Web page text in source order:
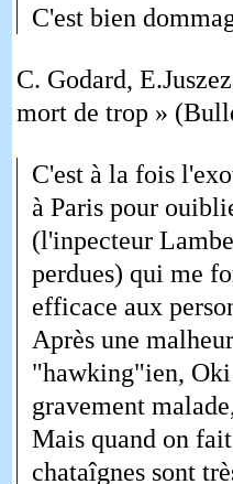
C'est bien
C. Godard,
mort de trop »
C'est à la fois
à Paris pour
(l'inpecteur
perdues) qui me
efficace aux
Après une
"hawking"ien, Oki
gravement
Mais quand on
chataîgnes sont